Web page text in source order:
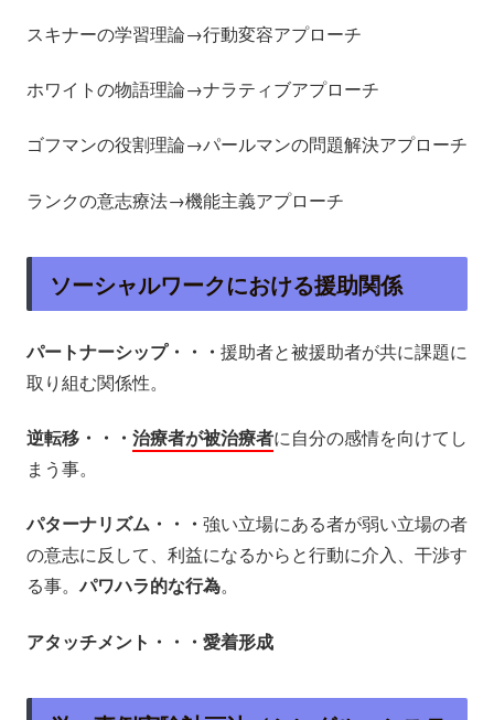
スキナーの学習理論→行動変容アプローチ
ホワイトの物語理論→ナラティブアプローチ
ゴフマンの役割理論→パールマンの問題解決アプローチ
ランクの意志療法→機能主義アプローチ
ソーシャルワークにおける援助関係
パートナーシップ・・・ 援助者と被援助者が共に課題に
取り組む関係性。
逆転移・・・ 治療者が被治療者に自分の感情を向けてし
まう事。
パターナリズム・・・ 強い立場にある者が弱い立場の者
の意志に反して、利益になるからと行動に介入、干渉す
る事。パワハラ的な行為。
アタッチメント・・・愛着形成